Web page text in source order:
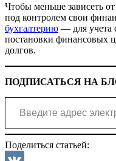
Чтобы меньше зависеть
под контролем свои
бухгалтерию — для учета
постановки финансовых
долгов.
ПОДПИСАТЬСЯ НА
Введите адрес электронной почты…
Поделиться статьей: